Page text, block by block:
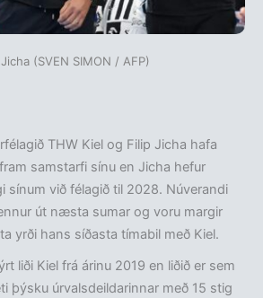
(SVEN SIMON / AFP)
THW Kiel og Filip Jicha hafa
samstarfi sínu en Jicha hefur
sínum við félagið til 2028. Núverandi
út næsta sumar og voru margir
yrði hans síðasta tímabil með Kiel.
liði Kiel frá árinu 2019 en liðið er sem
þýsku úrvalsdeildarinnar með 15 stig